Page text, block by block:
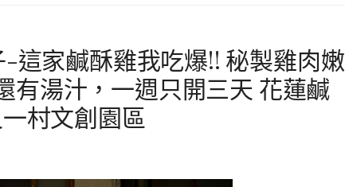
這家鹹酥雞我吃爆!! 秘製雞肉嫩
有湯汁，一週只開三天 花蓮鹹
村文創園區